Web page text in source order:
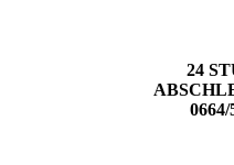
24
0664/